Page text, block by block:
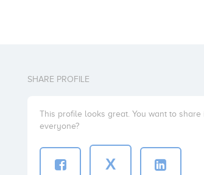
SHARE PROFILE
This profile looks great. You want to share
everyone?
X